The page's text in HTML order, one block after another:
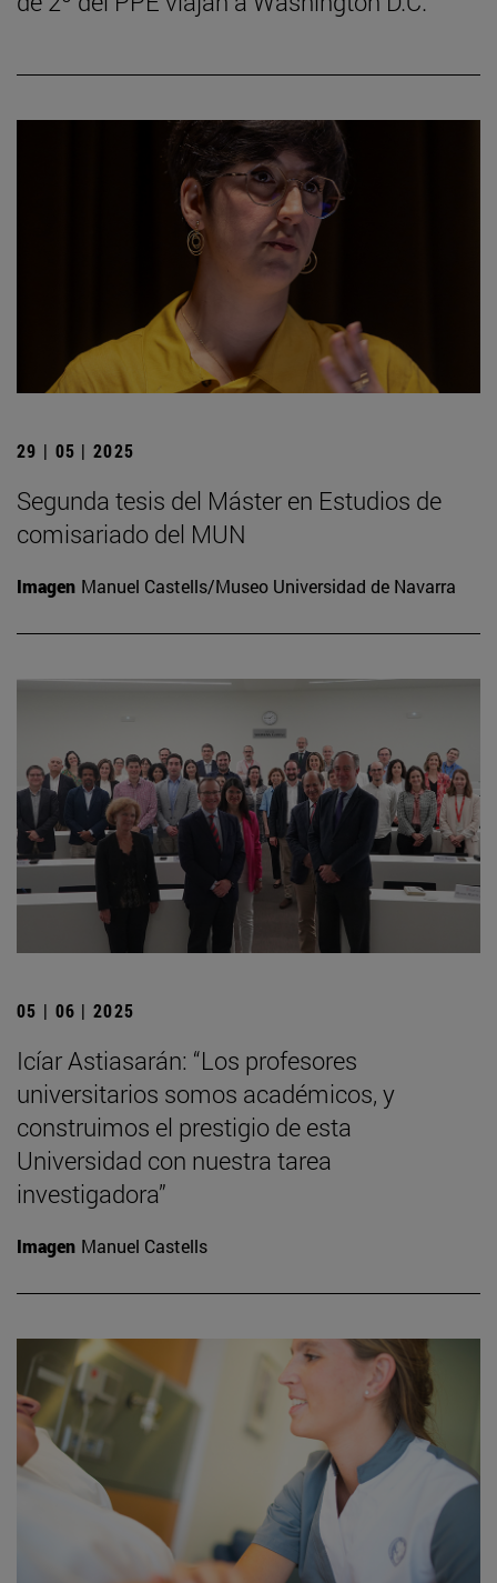
29 | 05 | 2025
Segunda tesis del Máster en Estudios de
comisariado del MUN
Imagen Manuel Castells/Museo Universidad de Navarra
05 | 06 | 2025
Icíar Astiasarán: “Los profesores
universitarios somos académicos, y
construimos el prestigio de esta
Universidad con nuestra tarea
investigadora”
Imagen Manuel Castells